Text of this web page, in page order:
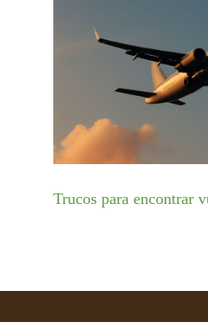
Trucos para encontrar